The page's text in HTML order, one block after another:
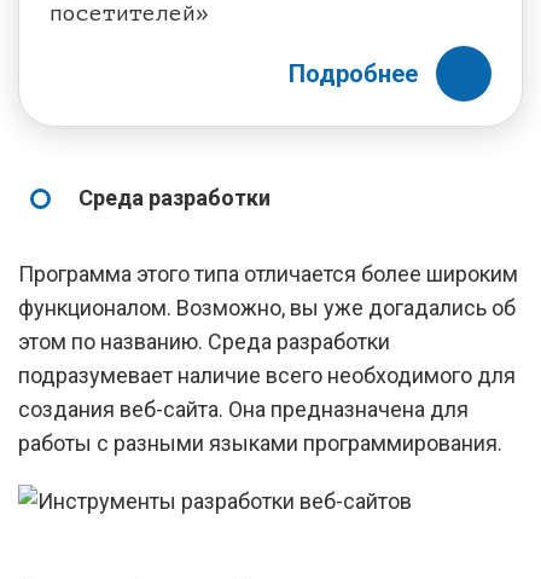
посетителей»
Подробнее
Среда разработки
Программа этого типа отличается более широким
функционалом. Возможно, вы уже догадались об
этом по названию. Среда разработки
подразумевает наличие всего необходимого для
создания веб-сайта. Она предназначена для
работы с разными языками программирования.